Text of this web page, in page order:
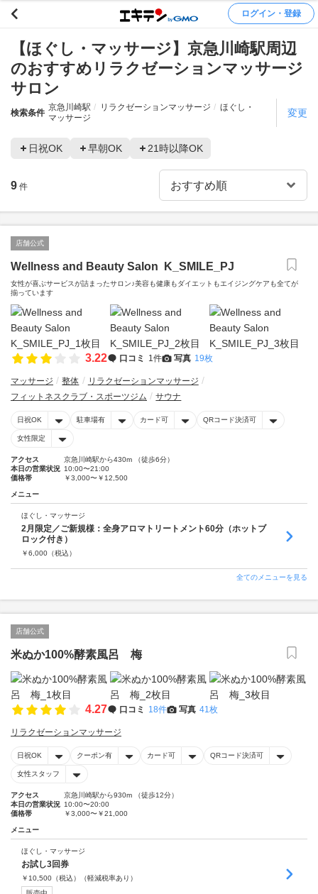
ログイン・登録
【ほぐし・マッサージ】京急川崎駅周辺
のおすすめリラクゼーションマッサージ
サロン
検索条件
京急川崎駅 リラクゼーションマッサージ
ほぐし・
マッサージ
変更
日祝OK 早朝OK 21時以降OK
9 件
店舗公式
Wellness and Beauty Salon K_SMILE_PJ
女性が喜ぶサービスが詰まったサロン♪美容も健康もダイエットもエイジングケアも全てが
揃っています
3.22 口コミ 1件 写真 19枚
マッサージ 整体
リラクゼーションマッサージ
フィットネスクラブ・スポーツジム
サウナ
日祝OK 駐車場有 カード可 QRコード決済可
女性限定
アクセス
京急川崎駅から430m （徒歩6分）
本日の営業状況 10:00〜21:00
価格帯
￥3,000〜￥12,500
メニュー
ほぐし・マッサージ
2月限定／ご新規様：全身アロマトリートメント60分（ホットブ
ロック付き）
￥6,000 （税込）
全てのメニューを見る
店舗公式
米ぬか100%酵素風呂 梅
4.27 口コミ 18件 写真 41枚
リラクゼーションマッサージ
日祝OK クーポン有 カード可 QRコード決済可
女性スタッフ
アクセス
京急川崎駅から930m （徒歩12分）
本日の営業状況 10:00〜20:00
価格帯
￥3,000〜￥21,000
メニュー
ほぐし・マッサージ
お試し3回券
￥ 10,500 （税込）
（軽減税率あり）